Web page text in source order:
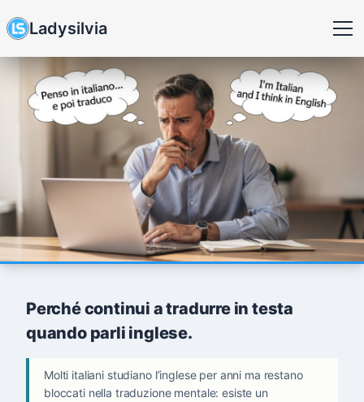
Ladysilvia
Perché continui a tradurre in testa
quando parli inglese.
Molti italiani studiano l’inglese per anni ma restano
bloccati nella traduzione mentale: esiste un